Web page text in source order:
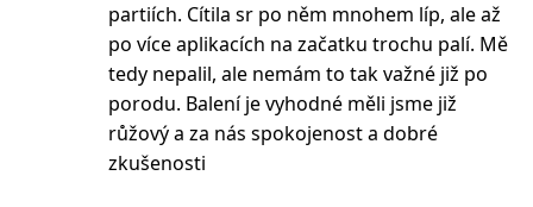
partiích. Cítila sr po něm mnohem líp, ale až
po více aplikacích na začatku trochu palí. Mě
tedy nepalil, ale nemám to tak važné již po
porodu. Balení je vyhodné měli jsme již
růžový a za nás spokojenost a dobré
zkušenosti